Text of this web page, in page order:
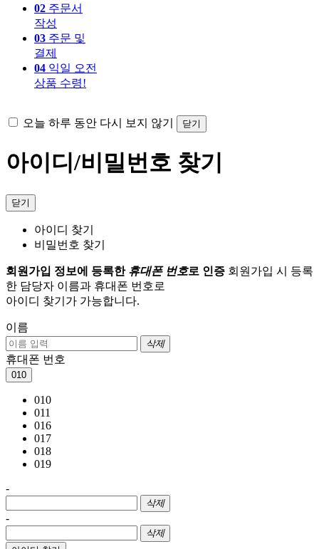
02 주문서
작성
03 주문 및
결제
04 익일 오전
상품 수령!
오늘 하루 동안 다시 보지 않기 닫기
아이디/비밀번호 찾기
닫기
아이디 찾기
비밀번호 찾기
회원가입 정보에 등록한 휴대폰 번호로 인증 회원가입 시 등록
한 담당자 이름과 휴대폰 번호로
아이디 찾기가 가능합니다.
이름
삭제
휴대폰 번호
010
010
011
016
017
018
019
-
삭제
-
삭제